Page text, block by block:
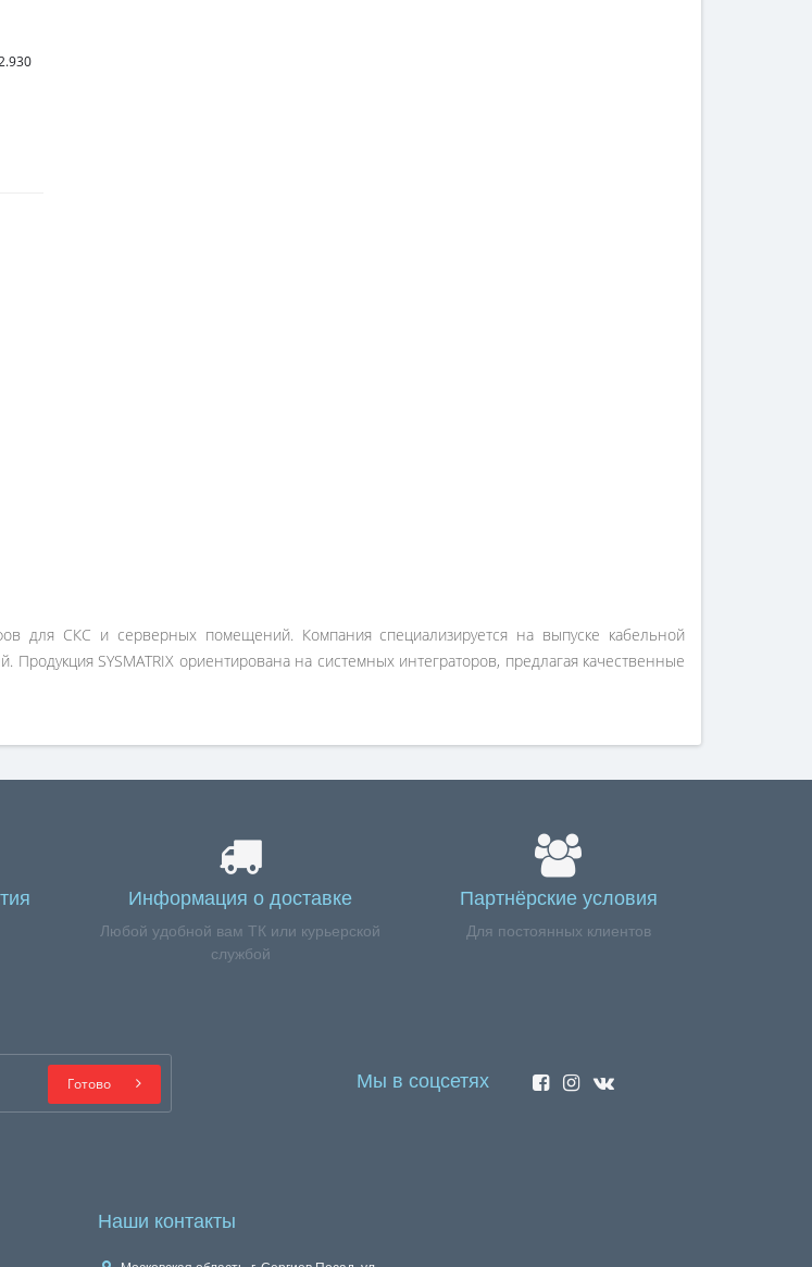
для СКС и серверных помещений. Компания специализируется на выпуске кабельной
SYSMATRIX ориентирована на системных интеграторов, предлагая качественные
Информация о доставке
Любой удобной вам ТК или курьерской
службой
Партнёрские условия
Для постоянных клиентов
Готово Мы в соцсетях
Наши контакты